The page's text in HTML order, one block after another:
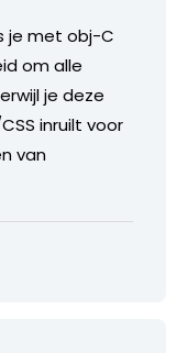
je met obj-C
om alle
je deze
inruilt voor
van